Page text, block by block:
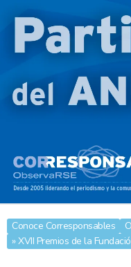
Conoce Corresponsables
» XVII Premios de la